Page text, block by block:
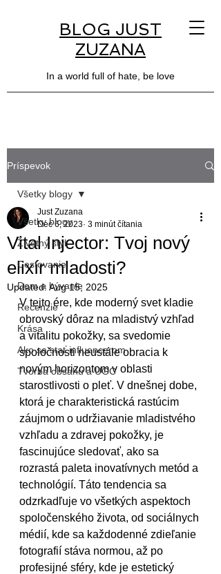
BLOG JUST
ZUZANA
In a world full of hate, be love
Príspevok
Všetky blogy
Životný štýl
Cestovanie
Dom a bývanie
Recenzie
Krása
Ako sa stať influencerom
Tvorba obsahu a UGC
Všetky blogy
Vital Injector: Tvoj nový
elixír mladosti?
Just Zuzana
Dec 6, 2023 3 minút čítania
Updated: Aug 15, 2025
V tejto ére, kde moderný svet kladie
obrovský dôraz na mladistvý vzhľad
a vitalitu pokožky, sa svedomie
spoločnosti neustále obracia k
novým horizontom v oblasti
starostlivosti o pleť. V dnešnej dobe,
ktorá je charakteristická rastúcim
záujmom o udržiavanie mladistvého
vzhľadu a zdravej pokožky, je
fascinujúce sledovať, ako sa
rozrastá paleta inovatívnych metód a
technológií. Táto tendencia sa
odzrkadľuje vo všetkých aspektoch
spoločenského života, od sociálnych
médií, kde sa každodenné zdieľanie
fotografií stáva normou, až po
profesijné sféry, kde je estetický